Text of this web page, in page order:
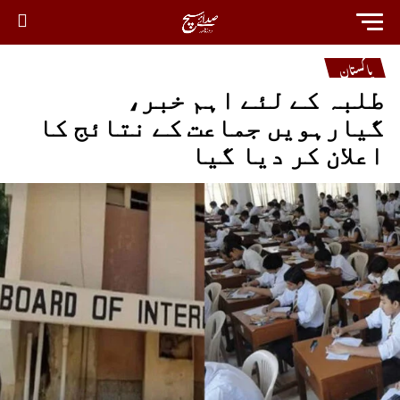
پاکستان
طلبہ کے لئے اہم خبر،
گیارہویں جماعت کے نتائج کا
اعلان کر دیا گیا